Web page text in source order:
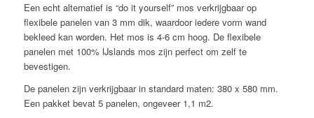
Een echt alternatief is “do it yourself” mos verkrijgbaar op
flexibele panelen van 3 mm dik, waardoor iedere vorm wand
bekleed kan worden. Het mos is 4-6 cm hoog. De flexibele
panelen met 100% IJslands mos zijn perfect om zelf te
bevestigen.
De panelen zijn verkrijgbaar in standard maten: 380 x 580 mm.
Een pakket bevat 5 panelen, ongeveer 1,1 m2.